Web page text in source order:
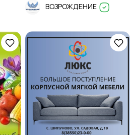
ВОЗРОЖДЕНИЕ